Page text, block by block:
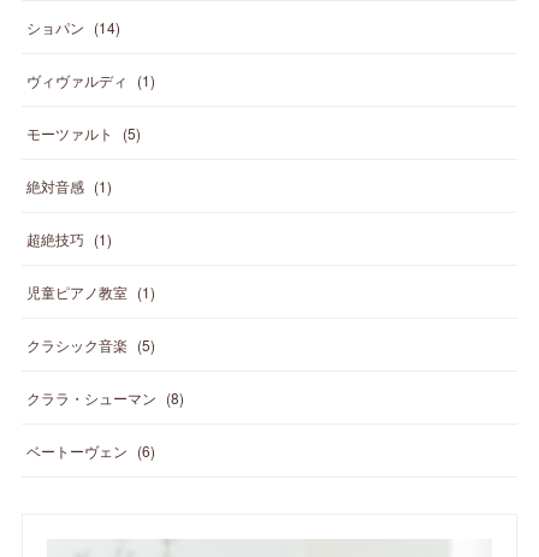
ショパン (14)
ヴィヴァルディ (1)
モーツァルト (5)
絶対音感 (1)
超絶技巧 (1)
児童ピアノ教室 (1)
クラシック音楽 (5)
クララ・シューマン (8)
ベートーヴェン (6)